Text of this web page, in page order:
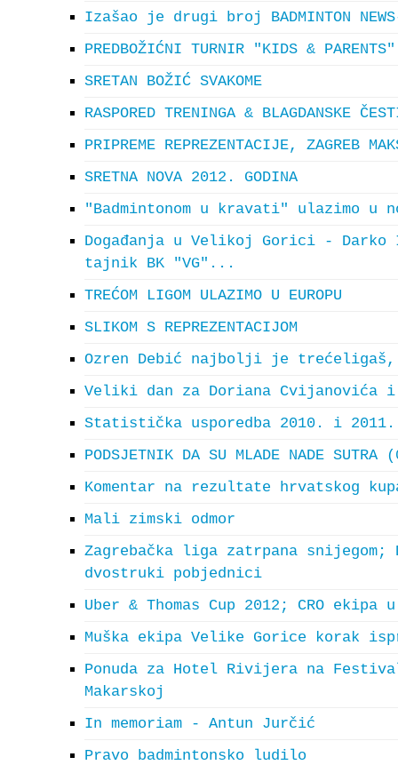
Izašao je drugi broj BADMINTON
PREDBOŽIĆNI TURNIR "KIDS &
SRETAN BOŽIĆ SVAKOME
RASPORED TRENINGA & BLAGDANSKE
PRIPREME REPREZENTACIJE, ZAGREB
SRETNA NOVA 2012. GODINA
"Badmintonom u kravati" ulazimo u
Događanja u Velikoj Gorici -
tajnik BK "VG"...
TREĆOM LIGOM ULAZIMO U EUROPU
SLIKOM S REPREZENTACIJOM
Ozren Debić najbolji je
Veliki dan za Doriana Cvijanovića i
Statistička usporedba 2010. i 2011.
PODSJETNIK DA SU MLADE NADE
Komentar na rezultate hrvatskog
Mali zimski odmor
Zagrebačka liga zatrpana
dvostruki pobjednici
Uber & Thomas Cup 2012; CRO ekipa
Muška ekipa Velike Gorice korak
Ponuda za Hotel Rivijera na
Makarskoj
In memoriam - Antun Jurčić
Pravo badmintonsko ludilo